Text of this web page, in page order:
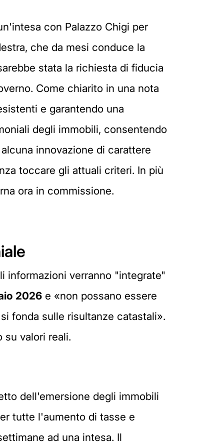
con Palazzo Chigi per
che da mesi conduce la
stata la richiesta di fiducia
Come chiarito in una nota
e garantendo una
degli immobili, consentendo
innovazione di carattere
toccare gli attuali criteri. In più
ora in commissione.
informazioni verranno "integrate"
2026 e «non possano essere
fonda sulle risultanze catastali».
su valori reali.
dell'emersione degli immobili
tutte l'aumento di tasse e
ad una intesa. Il